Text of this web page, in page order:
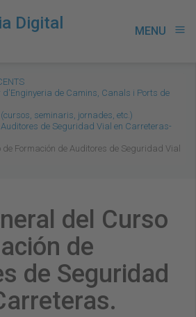
Digital
MENU menu
d'Enginyeria de Camins, Canals i Ports de
seminaris, jornades, etc.)
de Seguridad Vial en Carreteras-
Formación de Auditores de Seguridad Vial
del Curso
de
de Seguridad